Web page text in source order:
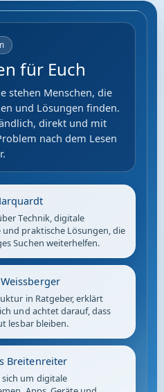
für Euch
stehen Menschen, die
und Lösungen finden.
direkt und mit
nach dem Lesen
Technik, digitale
und praktische Lösungen, die
Suchen weiterhelfen.
in Ratgeber, erklärt
und achtet darauf, dass
lesbar bleiben.
Breitenreiter
um digitale